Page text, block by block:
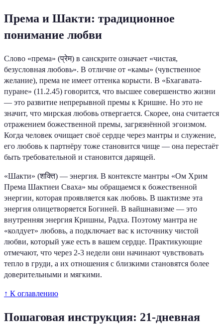
Према и Шакти: традиционное
понимание любви
Слово «према» (प्रेम) в санскрите означает «чистая,
безусловная любовь». В отличие от «камы» (чувственное
желание), према не имеет оттенка корысти. В «Бхагавата-
пуране» (11.2.45) говорится, что высшее совершенство жизни
— это развитие непрерывной премы к Кришне. Но это не
значит, что мирская любовь отвергается. Скорее, она считается
отражением божественной премы, загрязнённой эгоизмом.
Когда человек очищает своё сердце через мантры и служение,
его любовь к партнёру тоже становится чище — она перестаёт
быть требовательной и становится дарящей.
«Шакти» (शक्ति) — энергия. В контексте мантры «Ом Хрим
Према Шактиеи Сваха» мы обращаемся к божественной
энергии, которая проявляется как любовь. В шактизме эта
энергия олицетворяется Богиней. В вайшнавизме — это
внутренняя энергия Кришны, Радха. Поэтому мантра не
«колдует» любовь, а подключает вас к источнику чистой
любви, который уже есть в вашем сердце. Практикующие
отмечают, что через 2-3 недели они начинают чувствовать
тепло в груди, а их отношения с близкими становятся более
доверительными и мягкими.
↑ К оглавлению
Пошаговая инструкция: 21-дневная